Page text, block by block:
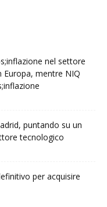
nel settore
Europa, mentre NIQ
puntando su un
tecnologico
per acquisire